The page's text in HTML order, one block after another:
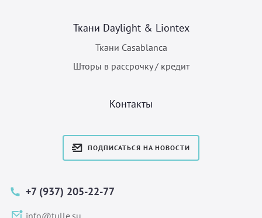
Ткани Daylight & Liontex
Ткани Casablanca
Шторы в рассрочку / кредит
Контакты
ПОДПИСАТЬСЯ НА НОВОСТИ
+7 (937) 205-22-77
info@tulle.su